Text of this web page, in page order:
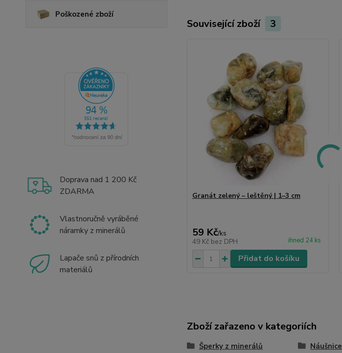
Poškozené zboží
Doprava nad 1 200 Kč
ZDARMA
Vlastnoručně vyráběné
náramky z minerálů
Lapače snů z přírodních
materiálů
Související zboží 3
Granát zelený – leštěný | 1–3 cm
59 Kč/ks
49 Kč bez DPH ihned 24 ks
Přidat do košíku
Zboží zařazeno v kategoriích
Šperky z minerálů Náušnice